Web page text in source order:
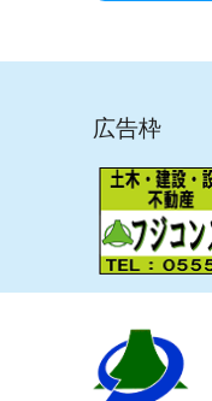
広告枠